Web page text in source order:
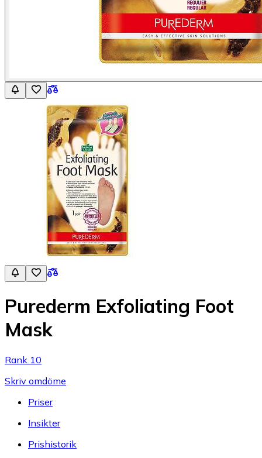
Purederm Exfoliating Foot
Mask
Rank 10
Skriv omdöme
Priser
Insikter
Prishistorik